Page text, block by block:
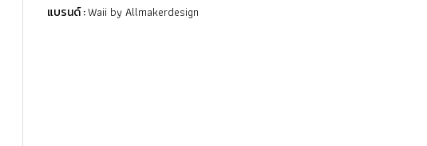
แบรนด์ :Waii by Allmakerdesign